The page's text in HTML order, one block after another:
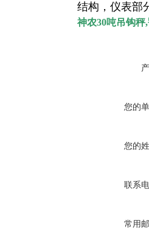
结构，仪表部
神农30吨吊钩秤,
您的
您的
联系
常用